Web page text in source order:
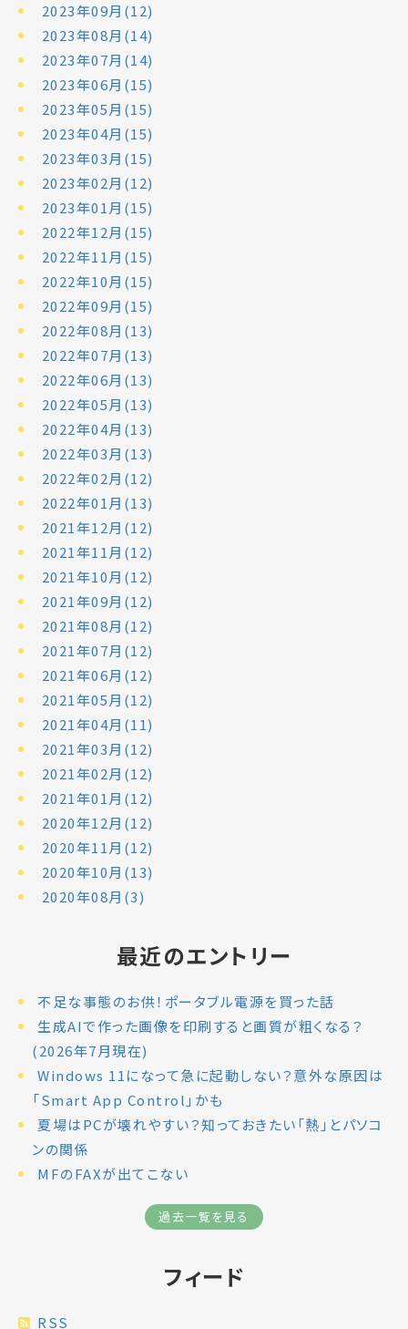
2023年09月(12)
2023年08月(14)
2023年07月(14)
2023年06月(15)
2023年05月(15)
2023年04月(15)
2023年03月(15)
2023年02月(12)
2023年01月(15)
2022年12月(15)
2022年11月(15)
2022年10月(15)
2022年09月(15)
2022年08月(13)
2022年07月(13)
2022年06月(13)
2022年05月(13)
2022年04月(13)
2022年03月(13)
2022年02月(12)
2022年01月(13)
2021年12月(12)
2021年11月(12)
2021年10月(12)
2021年09月(12)
2021年08月(12)
2021年07月(12)
2021年06月(12)
2021年05月(12)
2021年04月(11)
2021年03月(12)
2021年02月(12)
2021年01月(12)
2020年12月(12)
2020年11月(12)
2020年10月(13)
2020年08月(3)
最近のエントリー
不足な事態のお供！ポータブル電源を買った話
生成AIで作った画像を印刷すると画質が粗くなる？
(2026年7月現在)
Windows 11になって急に起動しない？意外な原因は
「Smart App Control」かも
夏場はPCが壊れやすい？知っておきたい「熱」とパソコ
ンの関係
MFのFAXが出てこない
過去一覧を見る
フィード
RSS